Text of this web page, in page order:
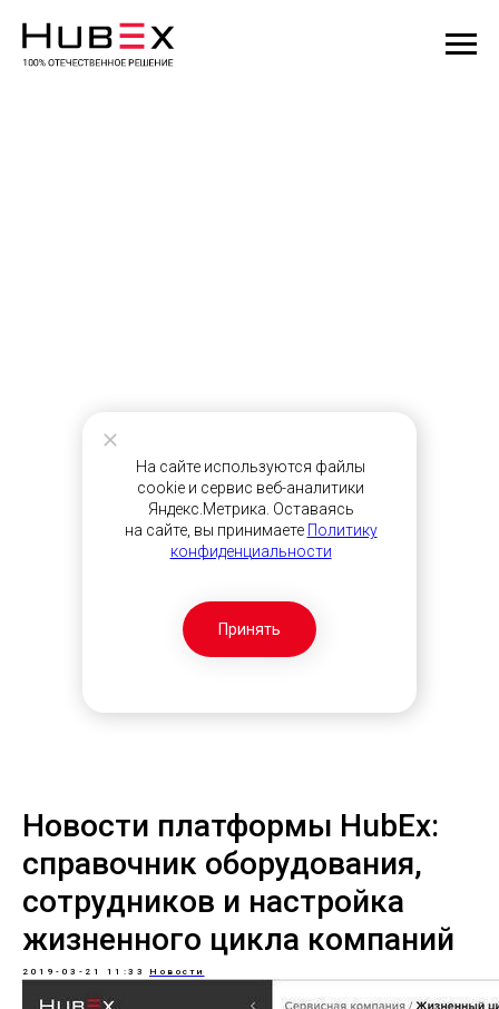
Принять
На сайте используются файлы
cookie и сервис веб-аналитики
Яндекс.Метрика. Оставаясь
на сайте, вы принимаете Политику
конфиденциальности
Новости платформы HubEx:
справочник оборудования,
сотрудников и настройка
жизненного цикла компаний
2019-03-21 11:33 Новости